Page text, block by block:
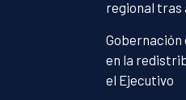
regional tras
Gobernación
en la
el Ejecutivo